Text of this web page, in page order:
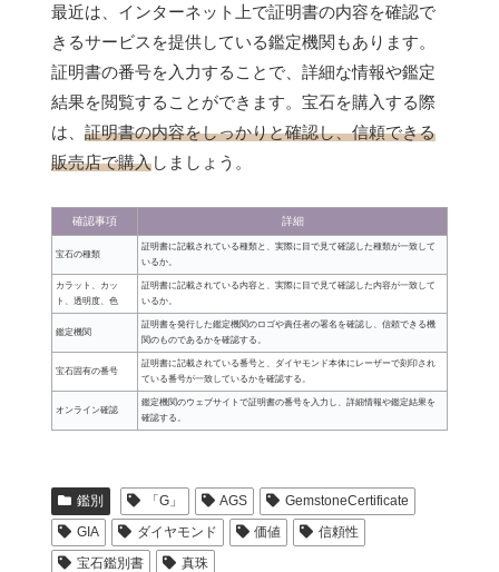
最近は、インターネット上で証明書の内容を確認で
きるサービスを提供している鑑定機関もあります。
証明書の番号を入力することで、詳細な情報や鑑定
結果を閲覧することができます。宝石を購入する際
は、 証明書の内容をしっかりと確認し、信頼できる
販売店で購入しましょう。
確認事項 詳細
宝石の種類
証明書に記載されている種類と、実際に目で見て確認した種類が一致して
いるか。
カラット、カッ
ト、透明度、色
証明書に記載されている内容と、実際に目で見て確認した内容が一致して
いるか。
鑑定機関
証明書を発行した鑑定機関のロゴや責任者の署名を確認し、信頼できる機
関のものであるかを確認する。
宝石固有の番号
証明書に記載されている番号と、ダイヤモンド本体にレーザーで刻印され
ている番号が一致しているかを確認する。
オンライン確認
鑑定機関のウェブサイトで証明書の番号を入力し、詳細情報や鑑定結果を
確認する。
鑑別 「G」 AGS
GemstoneCertificate
GIA
ダイヤモンド 価値
信頼性
宝石鑑別書
真珠